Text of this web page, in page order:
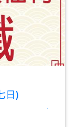
日)